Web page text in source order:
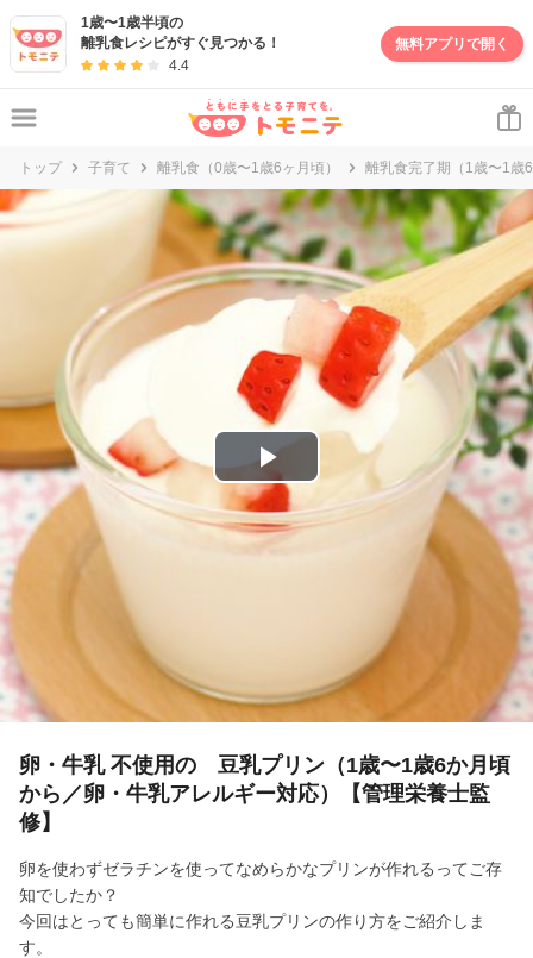
1歳〜1歳半頃の
離乳食レシピがすぐ見つかる！
4.4
無料アプリで開く
トップ 子育て 離乳食（0歳〜1歳6ヶ月頃） 離乳食完了期（1歳〜1歳
P
l
V
i
d
e
o
卵・牛乳 不使用の 豆乳プリン（1歳〜1歳6か月頃
から／卵・牛乳アレルギー対応）【管理栄養士監
修】
卵を使わずゼラチンを使ってなめらかなプリンが作れるってご存
知でしたか？
今回はとっても簡単に作れる豆乳プリンの作り方をご紹介しま
す。
妊娠・出産・子育て情報サイト | トモニテ